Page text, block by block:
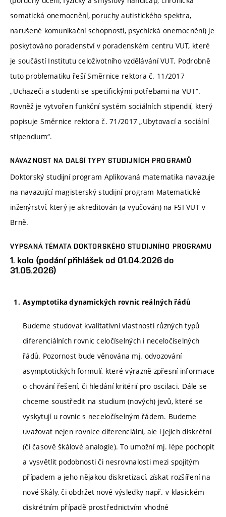
somatická onemocnění, poruchy autistického spektra,
narušené komunikační schopnosti, psychická onemocnění) je
poskytováno poradenství v poradenském centru VUT, které
je součástí Institutu celoživotního vzdělávání VUT. Podrobně
tuto problematiku řeší Směrnice rektora č. 11/2017
„Uchazeči a studenti se specifickými potřebami na VUT“.
Rovněž je vytvořen funkční systém sociálních stipendií, který
popisuje Směrnice rektora č. 71/2017 „Ubytovací a sociální
stipendium“.
NÁVAZNOST NA DALŠÍ TYPY STUDIJNÍCH PROGRAMŮ
Doktorský studijní program Aplikovaná matematika navazuje
na navazující magisterský studijní program Matematické
inženýrství, který je akreditován (a vyučován) na FSI VUT v
Brně.
VYPSANÁ TÉMATA DOKTORSKÉHO STUDIJNÍHO PROGRAMU
1. kolo (podání přihlášek od 01.04.2026 do
31.05.2026)
Asymptotika dynamických rovnic reálných řádů
Budeme studovat kvalitativní vlastnosti různých typů
diferenciálních rovnic celočíselných i neceločíselných
řádů. Pozornost bude věnována mj. odvozování
asymptotických formulí, které výrazně zpřesní informace
o chování řešení, či hledání kritérií pro oscilaci. Dále se
chceme soustředit na studium (nových) jevů, které se
vyskytují u rovnic s neceločíselným řádem. Budeme
uvažovat nejen rovnice diferenciální, ale i jejich diskrétní
(či časově škálové analogie). To umožní mj. lépe pochopit
a vysvětlit podobnosti či nesrovnalosti mezi spojitým
případem a jeho nějakou diskretizací, získat rozšíření na
nové škály, či obdržet nové výsledky např. v klasickém
diskrétním případě prostřednictvím vhodné